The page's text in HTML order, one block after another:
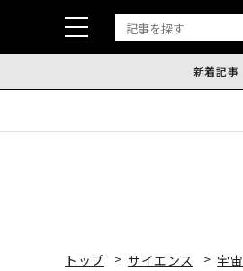
新着記事
トップ サイエンス 宇宙